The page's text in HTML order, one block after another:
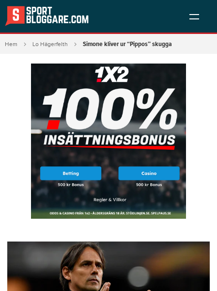
Hem Lo Hägerfelth Simone kliver ur “Pippos” skugga